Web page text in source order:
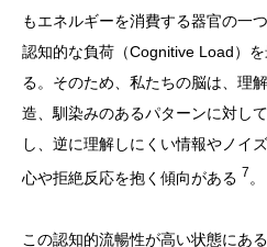
もエネルギーを消費する器官の一
認知的な負荷（Cognitive Load）
る。そのため、私たちの脳は、理
造、馴染みのあるパターンに対し
し、逆に理解しにくい情報やノイ
心や拒絶反応を抱く傾向がある 7 。
この認知的流暢性が高い状態にあ